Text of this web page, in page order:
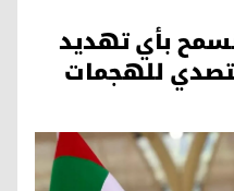
نسمح بأي تهديد
للهجمات